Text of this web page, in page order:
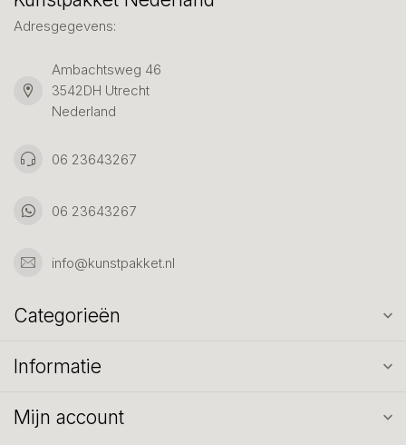
Adresgegevens:
Ambachtsweg 46
3542DH Utrecht
Nederland
06 23643267
06 23643267
info@kunstpakket.nl
Categorieën
Informatie
Mijn account